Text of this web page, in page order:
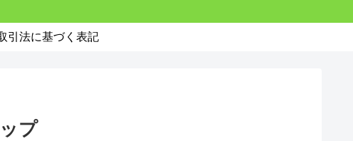
引法に基づく表記
プ